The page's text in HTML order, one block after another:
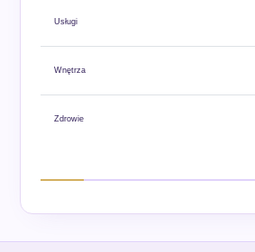
Usługi
Wnętrza
Zdrowie